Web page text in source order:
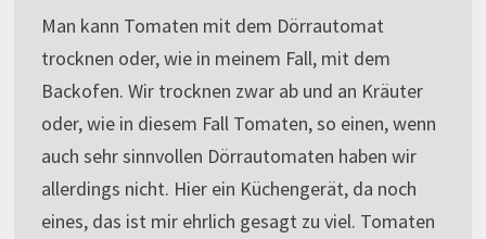
Man kann Tomaten mit dem Dörrautomat
trocknen oder, wie in meinem Fall, mit dem
Backofen. Wir trocknen zwar ab und an Kräuter
oder, wie in diesem Fall Tomaten, so einen, wenn
auch sehr sinnvollen Dörrautomaten haben wir
allerdings nicht. Hier ein Küchengerät, da noch
eines, das ist mir ehrlich gesagt zu viel. Tomaten